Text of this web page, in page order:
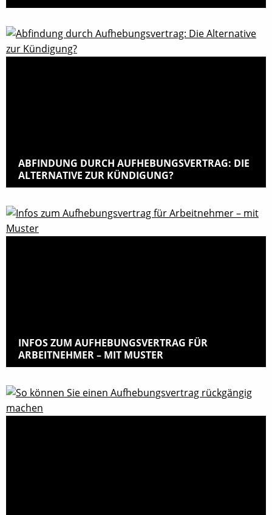
ABFINDUNG DURCH AUFHEBUNGSVERTRAG: DIE
ALTERNATIVE ZUR KÜNDIGUNG?
INFOS ZUM AUFHEBUNGSVERTRAG FÜR
ARBEITNEHMER – MIT MUSTER